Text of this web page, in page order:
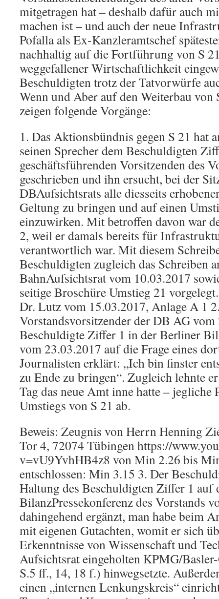
mitgetragen hat – deshalb dafür auch
machen ist – und auch der neue
Pofalla als Ex-Kanzleramtschef
nachhaltig auf die Fortführung von S
weggefallener Wirtschaftlichkeit
Beschuldigten trotz der Tatvorwürfe
Wenn und Aber auf den Weiterbau
zeigen folgende Vorgänge:
1. Das Aktionsbündnis gegen S 21 hat
seinen Sprecher dem Beschuldigten
geschäftsführenden Vorsitzenden des
geschrieben und ihn ersucht, bei der
DBAufsichtsrats alle diesseits
Geltung zu bringen und auf einen
einzuwirken. Mit betroffen davon war
2, weil er damals bereits für
verantwortlich war. Mit diesem
Beschuldigten zugleich das Schreiben
BahnAufsichtsrat vom 10.03.2017
seitige Broschüre Umstieg 21
Dr. Lutz vom 15.03.2017, Anlage A 1
Vorstandsvorsitzender der DB AG
Beschuldigte Ziffer 1 in der Berliner
vom 23.03.2017 auf die Frage eines
Journalisten erklärt: „Ich bin finster
zu Ende zu bringen“. Zugleich lehnte
Tag das neue Amt inne hatte – jegliche
Umstiegs von S 21 ab.
Beweis: Zeugnis von Herrn Henning
Tor 4, 72074 Tübingen https://
v=vU9YvhHB4z8 von Min 2.26 bis
entschlossen: Min 3.15 3. Der
Haltung des Beschuldigten Ziffer 1 auf
BilanzPressekonferenz des Vorstands
dahingehend ergänzt, man habe beim
mit eigenen Gutachten, womit er sich
Erkenntnisse von Wissenschaft und
Aufsichtsrat eingeholten KPMG/
S.5 ff., 14, 18 f.) hinwegsetzte.
einen „internen Lenkungskreis“